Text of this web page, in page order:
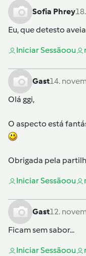
Sofia Phrey
Eu, que detesto
Iniciar Sessãoou
Gast14.
Olá ggi,
O aspecto está
Obrigada pela
Iniciar Sessãoou
Gast12.
Ficam sem sabor...
Iniciar Sessãoou